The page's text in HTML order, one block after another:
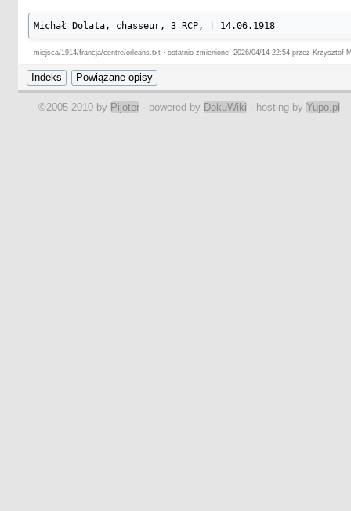
Michał Dolata, chasseur, 3 RCP, † 14.06.1918
miejsca/1914/francja/centre/orleans.txt · ostatnio zmienione: 2026/04/14 22:54 przez Krzysztof
©2005-2010 by Pijoter · powered by DokuWiki · hosting by Yupo.pl